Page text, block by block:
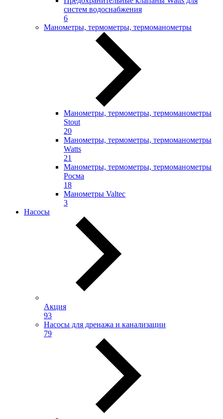
систем водоснабжения
6
Манометры, термометры, термоманометры
Манометры, термометры, термоманометры
Stout
20
Манометры, термометры, термоманометры
Watts
21
Манометры, термометры, термоманометры
Росма
18
Манометры Valtec
3
Насосы
Акция
93
Насосы для дренажа и канализации
79